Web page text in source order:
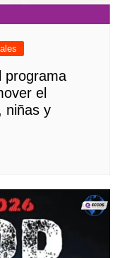
programa
el
niñas y